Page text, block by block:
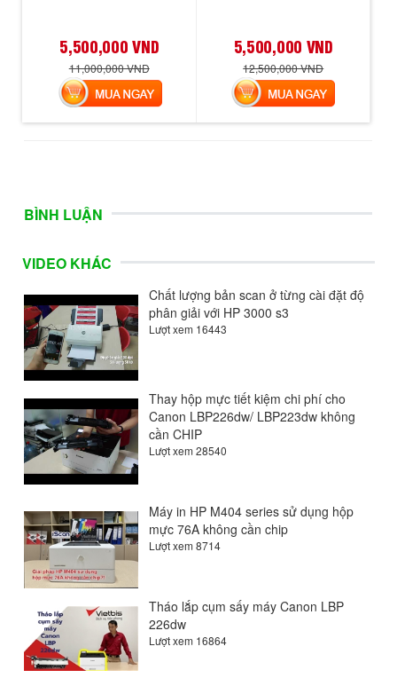
5,500,000 VND
11,000,000 VND
MUA NGAY
5,500,000 VND
12,500,000 VND
MUA NGAY
BÌNH LUẬN
VIDEO KHÁC
Chất lượng bản scan ở từng cài đặt độ
phân giải với HP 3000 s3
Lượt xem 16443
Thay hộp mực tiết kiệm chi phí cho
Canon LBP226dw/ LBP223dw không
cần CHIP
Lượt xem 28540
Máy in HP M404 series sử dụng hộp
mực 76A không cần chip
Lượt xem 8714
Tháo lắp cụm sấy máy Canon LBP
226dw
Lượt xem 16864